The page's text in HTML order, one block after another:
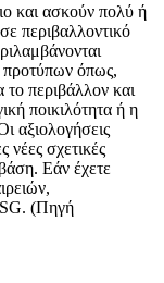
και ασκούν πολύ ή
περιβαλλοντικό
προτύπων όπως,
περιβάλλον και
ποικιλότητα ή η
αξιολογήσεις
νέες σχετικές
Εάν έχετε
(Πηγή